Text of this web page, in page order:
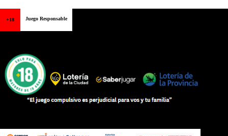
+18 Juego Responsable